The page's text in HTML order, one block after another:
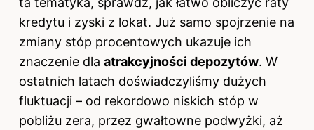
kredytu i zyski z lokat. Już samo spojrzenie na
zmiany stóp procentowych ukazuje ich
znaczenie dla atrakcyjności depozytów. W
ostatnich latach doświadczyliśmy dużych
fluktuacji – od rekordowo niskich stóp w
pobliżu zera, przez gwałtowne podwyżki, aż